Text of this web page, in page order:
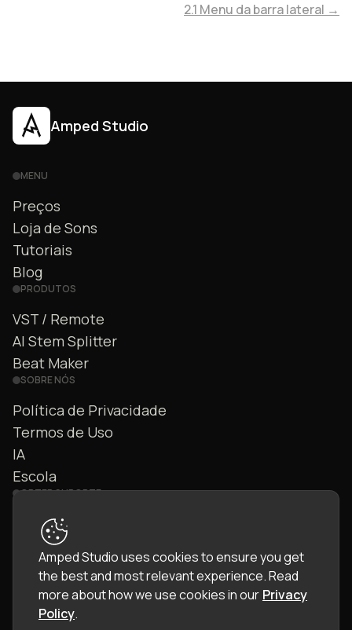
2.1 Menu da barra lateral →
Amped Studio
MENU
Preços
Loja de Sons
Tutoriais
Blog
PRODUTOS
VST / Remote
AI Stem Splitter
Beat Maker
SOBRE NÓS
Política de Privacidade
Termos de Uso
IA
Escola
OBTER SUPORTE
Fale Conosco
Comunidade
Manual
Amped Studio uses cookies to ensure you get
the best and most relevant experience.Read
more about how we use cookies in our Privacy
Policy.